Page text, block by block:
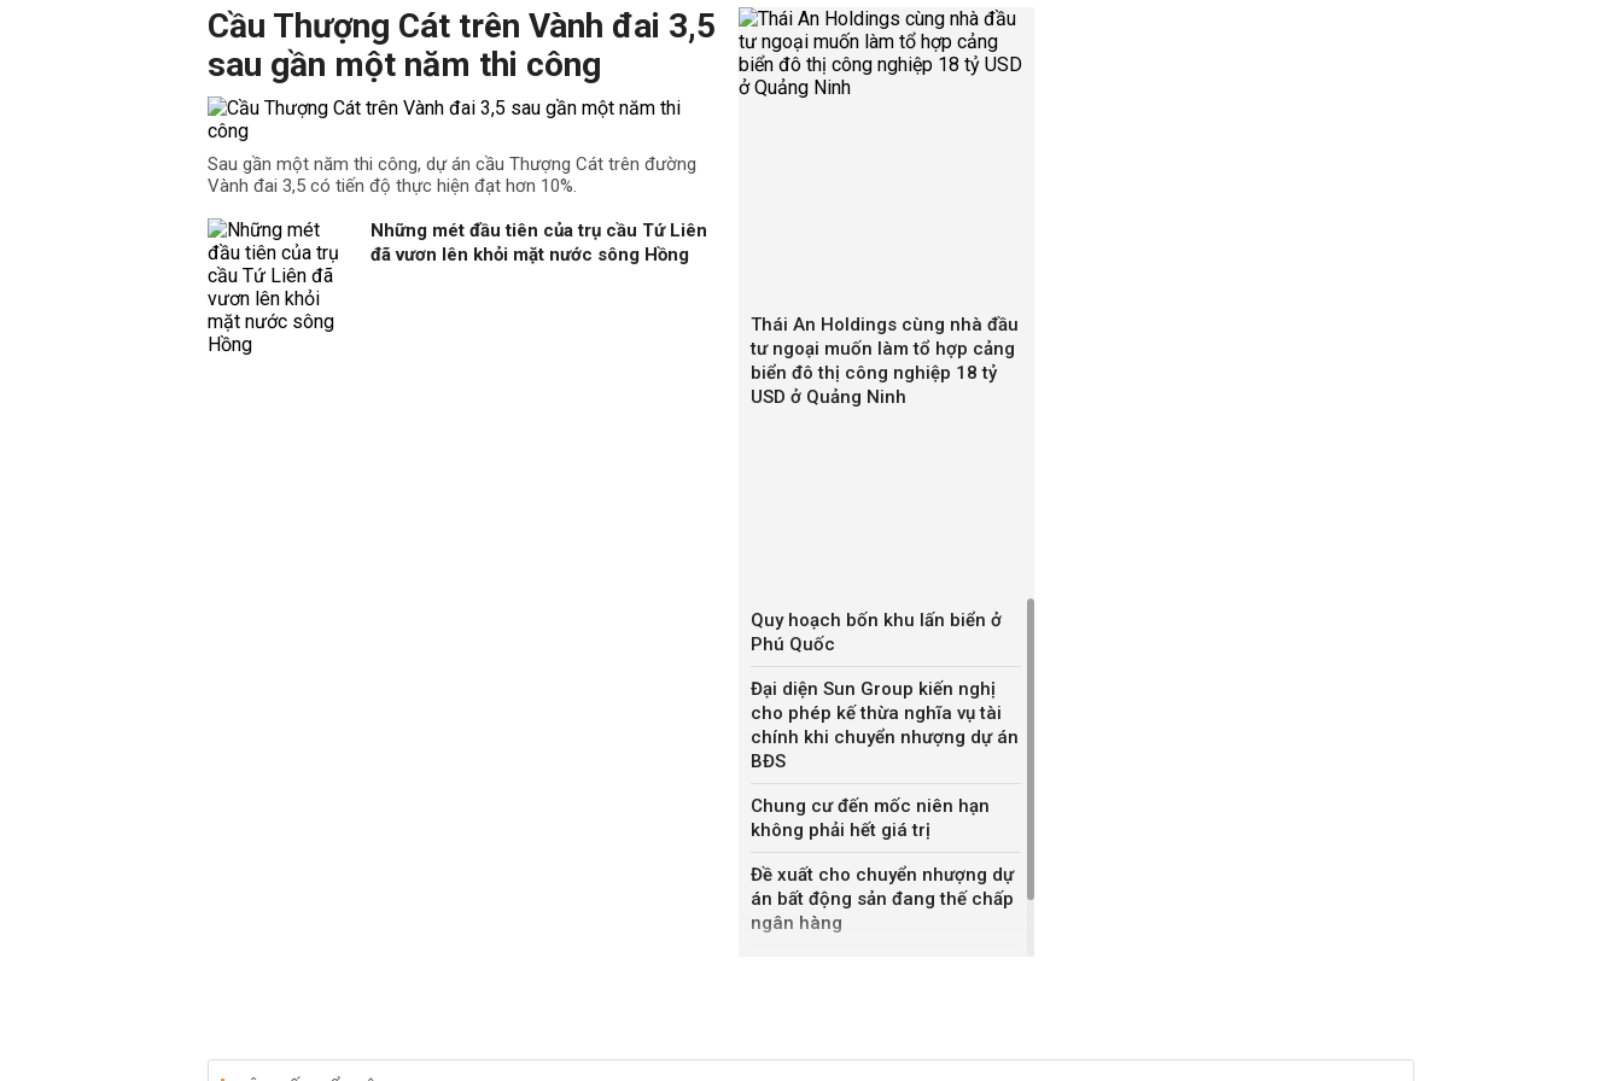
Cầu Thượng Cát trên Vành đai 3,5
sau gần một năm thi công
Sau gần một năm thi công, dự án cầu Thượng Cát trên đường
Vành đai 3,5 có tiến độ thực hiện đạt hơn 10%.
Những mét đầu tiên của trụ cầu Tứ Liên
đã vươn lên khỏi mặt nước sông Hồng
Thái An Holdings cùng nhà đầu
tư ngoại muốn làm tổ hợp cảng
biển đô thị công nghiệp 18 tỷ
USD ở Quảng Ninh
Quy hoạch bốn khu lấn biển ở
Phú Quốc
Đại diện Sun Group kiến nghị
cho phép kế thừa nghĩa vụ tài
chính khi chuyển nhượng dự án
BĐS
Chung cư đến mốc niên hạn
không phải hết giá trị
Đề xuất cho chuyển nhượng dự
án bất động sản đang thế chấp
ngân hàng